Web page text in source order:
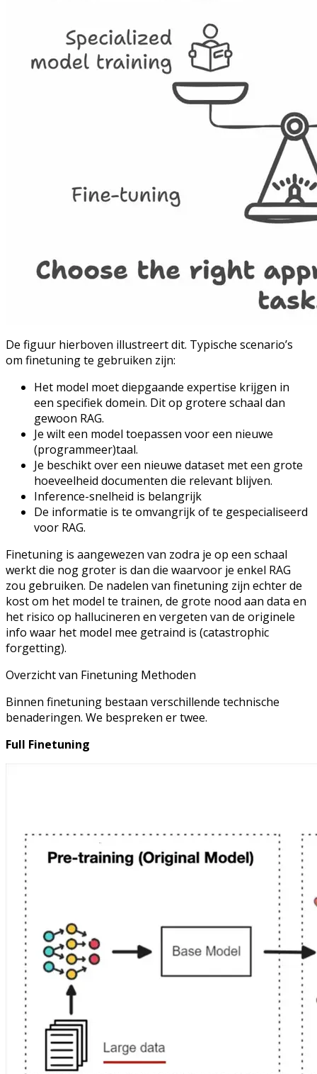
De figuur hierboven illustreert dit. Typische scenario’s
om finetuning te gebruiken zijn:
Het model moet diepgaande expertise krijgen in
een specifiek domein. Dit op grotere schaal dan
gewoon RAG.
Je wilt een model toepassen voor een nieuwe
(programmeer)taal.
Je beschikt over een nieuwe dataset met een grote
hoeveelheid documenten die relevant blijven.
Inference-snelheid is belangrijk
De informatie is te omvangrijk of te gespecialiseerd
voor RAG.
Finetuning is aangewezen van zodra je op een schaal
werkt die nog groter is dan die waarvoor je enkel RAG
zou gebruiken. De nadelen van finetuning zijn echter de
kost om het model te trainen, de grote nood aan data en
het risico op hallucineren en vergeten van de originele
info waar het model mee getraind is (catastrophic
forgetting).
Overzicht van Finetuning Methoden
Binnen finetuning bestaan verschillende technische
benaderingen. We bespreken er twee.
Full Finetuning